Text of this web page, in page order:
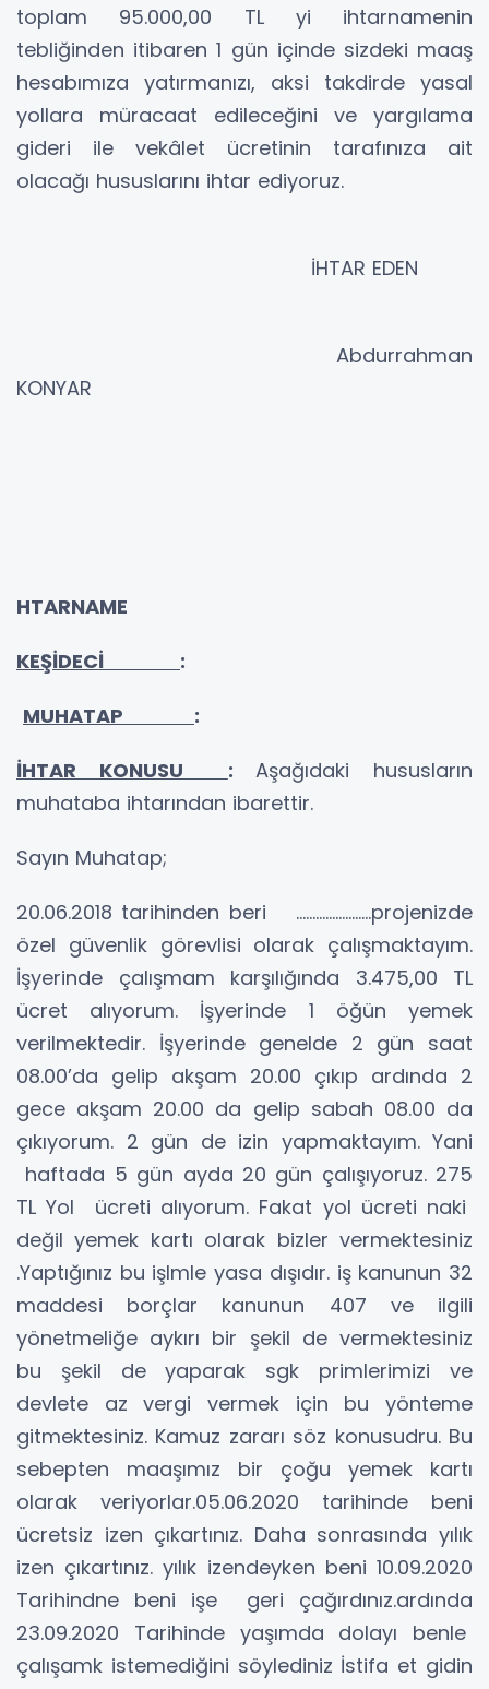
toplam 95.000,00 TL yi ihtarnamenin
tebliğinden itibaren 1 gün içinde sizdeki maaş
hesabımıza yatırmanızı, aksi takdirde yasal
yollara müracaat edileceğini ve yargılama
gideri ile vekâlet ücretinin tarafınıza ait
olacağı hususlarını ihtar ediyoruz.
İHTAR EDEN
Abdurrahman
KONYAR
HTARNAME
KEŞİDECİ :
MUHATAP :
İHTAR KONUSU :Aşağıdaki hususların
muhataba ihtarından ibarettir.
Sayın Muhatap;
20.06.2018 tarihinden beri …………………..projenizde
özel güvenlik görevlisi olarak çalışmaktayım.
İşyerinde çalışmam karşılığında 3.475,00 TL
ücret alıyorum. İşyerinde 1 öğün yemek
verilmektedir. İşyerinde genelde 2 gün saat
08.00’da gelip akşam 20.00 çıkıp ardında 2
gece akşam 20.00 da gelip sabah 08.00 da
çıkıyorum. 2 gün de izin yapmaktayım. Yani
haftada 5 gün ayda 20 gün çalışıyoruz. 275
TL Yol ücreti alıyorum. Fakat yol ücreti naki
değil yemek kartı olarak bizler vermektesiniz
.Yaptığınız bu işlmle yasa dışıdır. iş kanunun 32
maddesi borçlar kanunun 407 ve ilgili
yönetmeliğe aykırı bir şekil de vermektesiniz
bu şekil de yaparak sgk primlerimizi ve
devlete az vergi vermek için bu yönteme
gitmektesiniz. Kamuz zararı söz konusudru. Bu
sebepten maaşımız bir çoğu yemek kartı
olarak veriyorlar.05.06.2020 tarihinde beni
ücretsiz izen çıkartınız. Daha sonrasında yılık
izen çıkartınız. yılık izendeyken beni 10.09.2020
Tarihindne beni işe geri çağırdınız.ardında
23.09.2020 Tarihinde yaşımda dolayı benle
çalışamk istemediğini söylediniz İstifa et gidin